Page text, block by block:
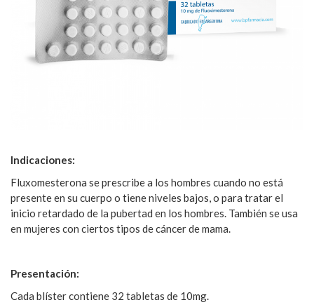
Indicaciones:
Fluxomesterona se prescribe a los hombres cuando no está
presente en su cuerpo o tiene niveles bajos, o para tratar el
inicio retardado de la pubertad en los hombres. También se usa
en mujeres con ciertos tipos de cáncer de mama.
Presentación:
Cada blíster contiene 32 tabletas de 10mg.